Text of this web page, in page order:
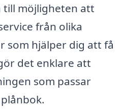
till möjligheten att
från olika
som hjälper dig att få
det enklare att
som passar